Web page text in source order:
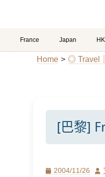
France Japan
Home > ◎ Travel
[巴黎]
Posted
2004/11/26